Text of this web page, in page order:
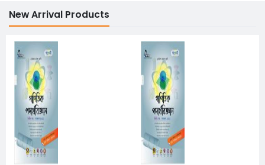
New Arrival Products